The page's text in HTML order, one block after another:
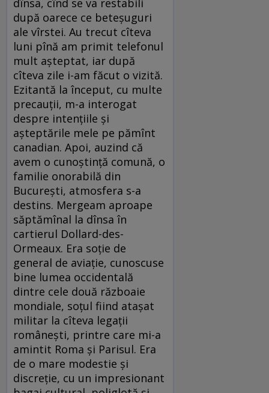
dînsa, cînd se va restabili
după oarece ce beteșuguri
ale vîrstei. Au trecut cîteva
luni pînă am primit telefonul
mult așteptat, iar după
cîteva zile i-am făcut o vizită.
Ezitantă la început, cu multe
precauții, m-a interogat
despre intențiile și
așteptările mele pe pămînt
canadian. Apoi, auzind că
avem o cunoștință comună, o
familie onorabilă din
București, atmosfera s-a
destins. Mergeam aproape
săptămînal la dînsa în
cartierul Dollard-des-
Ormeaux. Era soție de
general de aviație, cunoscuse
bine lumea occidentală
dintre cele două războaie
mondiale, soțul fiind atașat
militar la cîteva legații
românești, printre care mi-a
amintit Roma și Parisul. Era
de o mare modestie și
discreție, cu un impresionant